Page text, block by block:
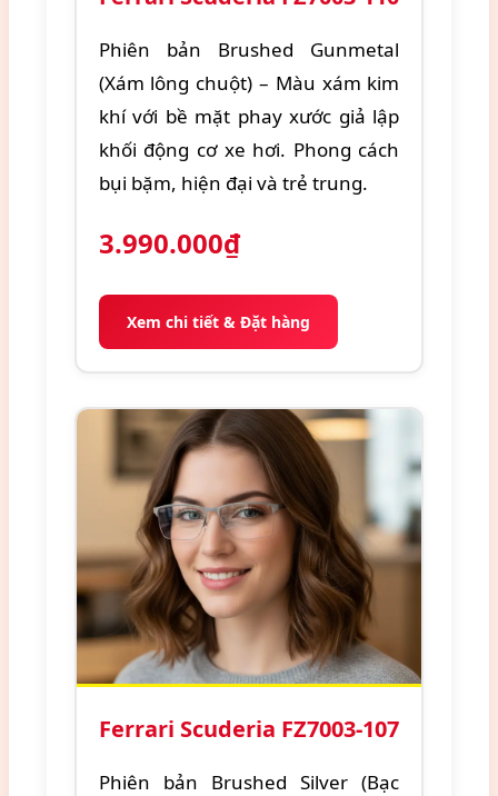
Phiên bản Brushed Gunmetal
(Xám lông chuột) – Màu xám kim
khí với bề mặt phay xước giả lập
khối động cơ xe hơi. Phong cách
bụi bặm, hiện đại và trẻ trung.
3.990.000₫
Xem chi tiết & Đặt hàng
Ferrari Scuderia FZ7003-107
Phiên bản Brushed Silver (Bạc